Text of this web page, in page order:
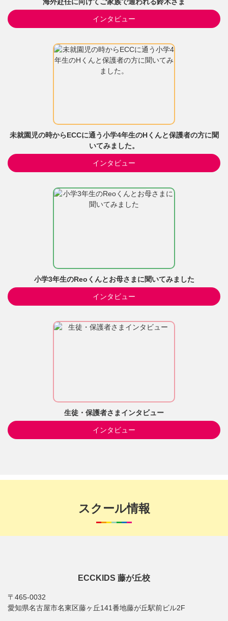
インタビュー
未就園児の時からECCに通う小学4年生のHくんと保護者の方に聞
いてみました。
インタビュー
小学3年生のReoくんとお母さまに聞いてみました
インタビュー
生徒・保護者さまインタビュー
インタビュー
スクール情報
ECCKIDS 藤が丘校
〒465-0032
愛知県名古屋市名東区藤ヶ丘141番地藤が丘駅前ビル2F